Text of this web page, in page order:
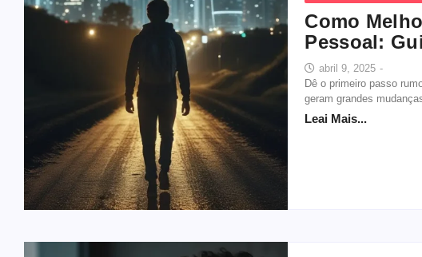
Como
Pessoal:
abril 9, 2025 -
Dê o primeiro passo
geram grandes
Leai Mais...